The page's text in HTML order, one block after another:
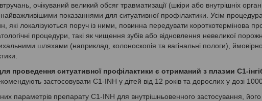
очікуваний великий обсяг травматизації (шкіри або внутрішніх
найважливішими показаннями для ситуативної профілактики. Усім
які локалізуються поруч із ними, повинна передувати короткотермінова
процедури, такі як чищення зубів або відновлення невеликої
шляхами (наприклад, колоноскопія та вагінальні пологи),
проведення ситуативної профілактики є отриманий з плазми C1-
застосовувати C1-INH у дітей від 12 років та дорослих у дозі
параметрів препарату C1-INH для внутрішньовенного застосування, його